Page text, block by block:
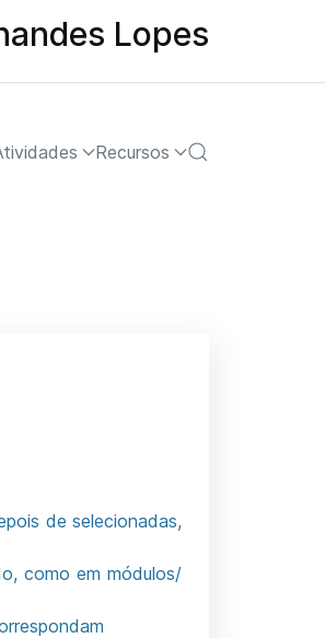
Lopes
Recursos
de selecionadas,
como em módulos/